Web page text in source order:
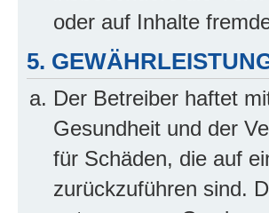
oder auf Inhalte
5.
Der Betreiber haftet
Gesundheit und der
für Schäden, die auf
zurückzuführen sind.